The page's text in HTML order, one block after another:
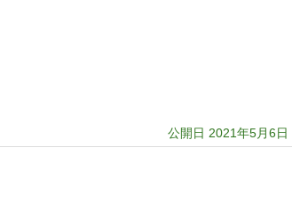
公開日 2021年5月6日